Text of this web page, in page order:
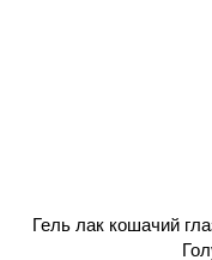
Гель лак кошачий